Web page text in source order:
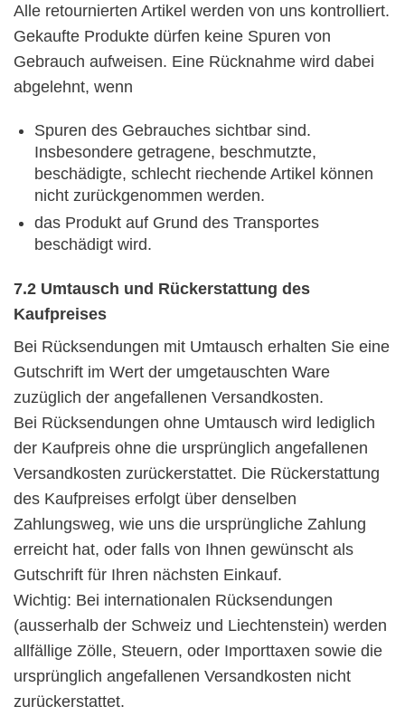
Alle retournierten Artikel werden von uns kontrolliert.
Gekaufte Produkte dürfen keine Spuren von
Gebrauch aufweisen. Eine Rücknahme wird dabei
abgelehnt, wenn
Spuren des Gebrauches sichtbar sind.
Insbesondere getragene, beschmutzte,
beschädigte, schlecht riechende Artikel können
nicht zurückgenommen werden.
das Produkt auf Grund des Transportes
beschädigt wird.
7.2 Umtausch und Rückerstattung des
Kaufpreises
Bei Rücksendungen mit Umtausch erhalten Sie eine
Gutschrift im Wert der umgetauschten Ware
zuzüglich der angefallenen Versandkosten.
Bei Rücksendungen ohne Umtausch wird lediglich
der Kaufpreis ohne die ursprünglich angefallenen
Versandkosten zurückerstattet. Die Rückerstattung
des Kaufpreises erfolgt über denselben
Zahlungsweg, wie uns die ursprüngliche Zahlung
erreicht hat, oder falls von Ihnen gewünscht als
Gutschrift für Ihren nächsten Einkauf.
Wichtig: Bei internationalen Rücksendungen
(ausserhalb der Schweiz und Liechtenstein) werden
allfällige Zölle, Steuern, oder Importtaxen sowie die
ursprünglich angefallenen Versandkosten nicht
zurückerstattet.